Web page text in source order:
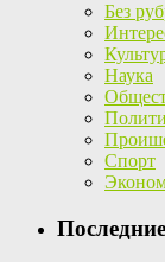
Без
Наука
Спорт